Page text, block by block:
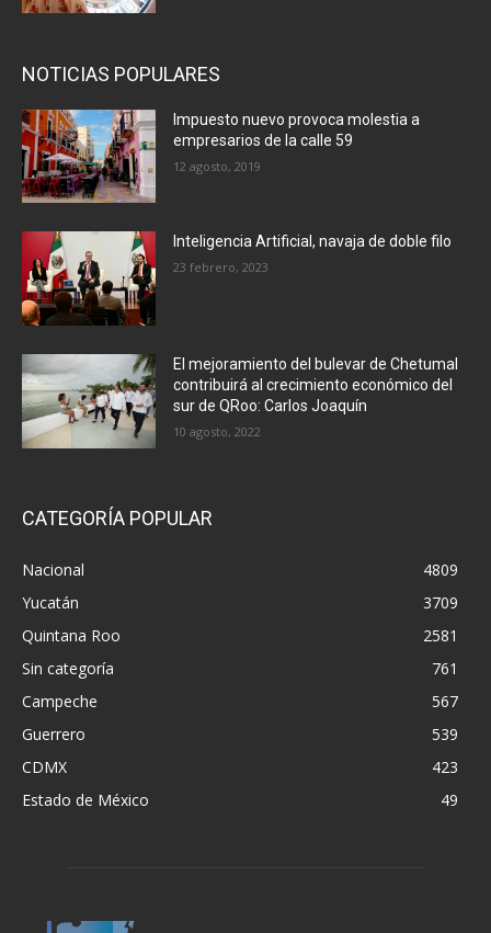
NOTICIAS POPULARES
Impuesto nuevo provoca molestia a
empresarios de la calle 59
12 agosto, 2019
Inteligencia Artificial, navaja de doble filo
23 febrero, 2023
El mejoramiento del bulevar de Chetumal
contribuirá al crecimiento económico del
sur de QRoo: Carlos Joaquín
10 agosto, 2022
CATEGORÍA POPULAR
Nacional
4809
Yucatán
3709
Quintana Roo
2581
Sin categoría
761
Campeche
567
Guerrero
539
CDMX
423
Estado de México
49